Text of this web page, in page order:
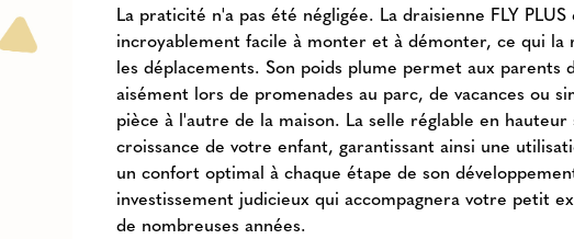
La praticité n'a pas été négligée. La draisienne FLY PLUS
incroyablement facile à monter et à démonter, ce qui la
les déplacements. Son poids plume permet aux parents
aisément lors de promenades au parc, de vacances ou
pièce à l'autre de la maison. La selle réglable en hauteur
croissance de votre enfant, garantissant ainsi une
un confort optimal à chaque étape de son
investissement judicieux qui accompagnera votre petit
de nombreuses années.